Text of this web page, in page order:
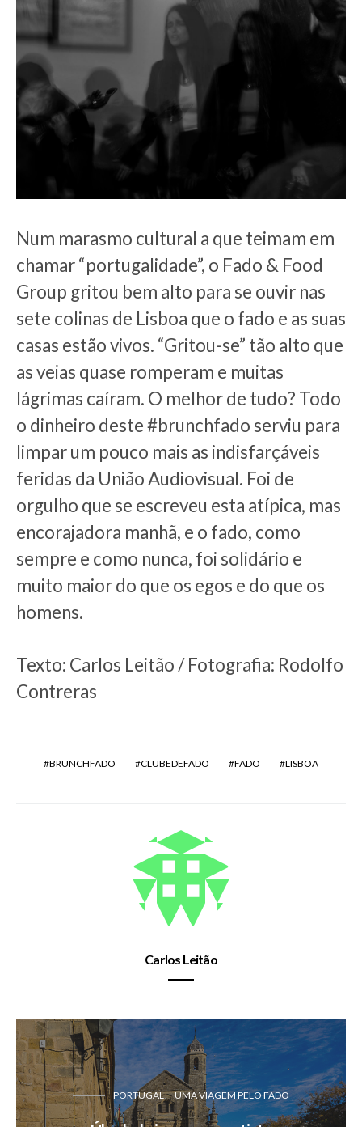
Num marasmo cultural a que teimam em
chamar “portugalidade”, o Fado & Food
Group gritou bem alto para se ouvir nas
sete colinas de Lisboa que o fado e as suas
casas estão vivos. “Gritou-se” tão alto que
as veias quase romperam e muitas
lágrimas caíram. O melhor de tudo? Todo
o dinheiro deste #brunchfado serviu para
limpar um pouco mais as indisfarçáveis
feridas da União Audiovisual. Foi de
orgulho que se escreveu esta atípica, mas
encorajadora manhã, e o fado, como
sempre e como nunca, foi solidário e
muito maior do que os egos e do que os
homens.
Texto: Carlos Leitão / Fotografia: Rodolfo
Contreras
BRUNCHFADO CLUBEDEFADO FADO LISBOA
Carlos Leitão
PORTUGAL UMA VIAGEM PELO FADO